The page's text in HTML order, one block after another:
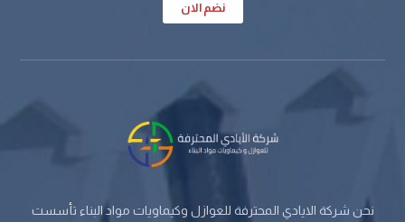
نضم الان
نحن شركة الايادي المحترفة للعوازل وكيماويات مواد البناء تأسست